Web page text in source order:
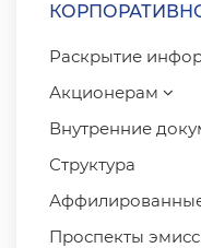
Раскрытие
Акционерам
Внутренние
Структура
Проспекты